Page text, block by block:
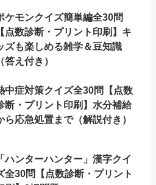
ケモンクイズ簡単編全30問
【点数診断・プリント印刷】キ
ズも楽しめる雑学＆豆知識
（答え付き）
中症対策クイズ全30問【点数
断・プリント印刷】水分補給
ら応急処置まで（解説付き）
「ハンターハンター」漢字クイ
全30問【点数診断・プリント